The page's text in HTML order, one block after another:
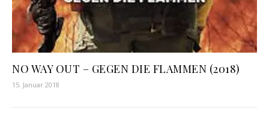
NO WAY OUT – GEGEN DIE FLAMMEN (2018)
15. Januar 2018